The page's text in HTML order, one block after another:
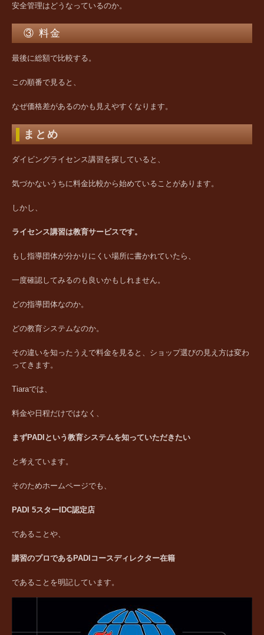
安全管理はどうなっているのか。
③ 料金
最後に総額で比較する。
この順番で見ると、
なぜ価格差があるのかも見えやすくなります。
まとめ
ダイビングライセンス講習を探していると、
気づかないうちに料金比較から始めていることがあります。
しかし、
ライセンス講習は教育サービスです。
もし指導団体が分かりにくい場所に書かれていたら、
一度確認してみるのも良いかもしれません。
どの指導団体なのか。
どの教育システムなのか。
その違いを知ったうえで料金を見ると、ショップ選びの見え方は変わ
ってきます。
Tiaraでは、
料金や日程だけではなく、
まずPADIという教育システムを知っていただきたい
と考えています。
そのためホームページでも、
PADI 5スターIDC認定店
であることや、
講習のプロであるPADIコースディレクター在籍
であることを明記しています。